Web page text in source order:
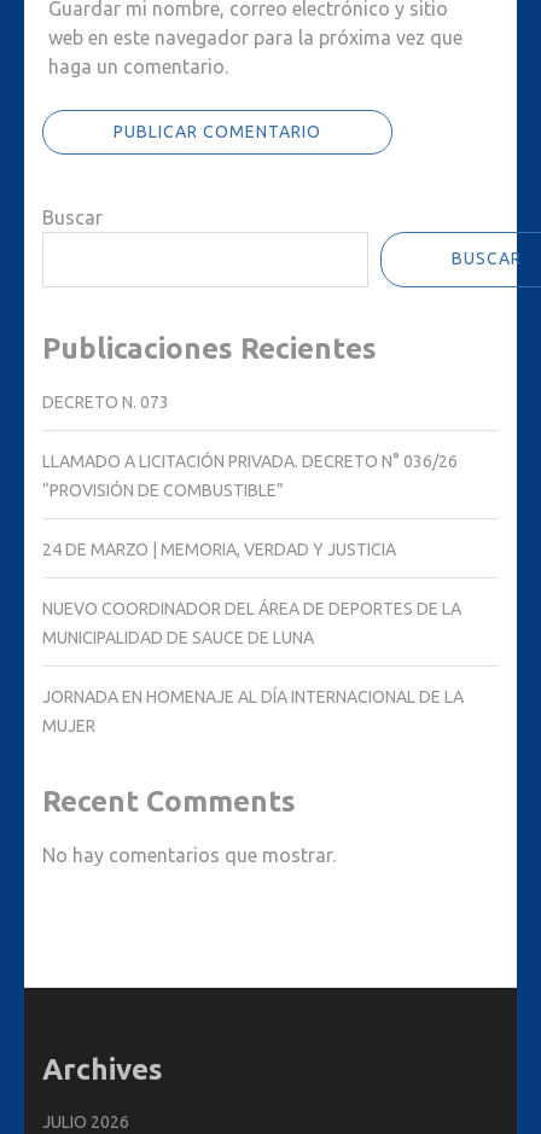
Guardar mi nombre, correo electrónico y sitio
web en este navegador para la próxima vez que
haga un comentario.
Buscar
BUSCAR
Publicaciones Recientes
DECRETO N. 073
LLAMADO A LICITACIÓN PRIVADA. DECRETO N° 036/26
“PROVISIÓN DE COMBUSTIBLE”
24 DE MARZO | MEMORIA, VERDAD Y JUSTICIA
NUEVO COORDINADOR DEL ÁREA DE DEPORTES DE LA
MUNICIPALIDAD DE SAUCE DE LUNA
JORNADA EN HOMENAJE AL DÍA INTERNACIONAL DE LA
MUJER
Recent Comments
No hay comentarios que mostrar.
Archives
JULIO 2026